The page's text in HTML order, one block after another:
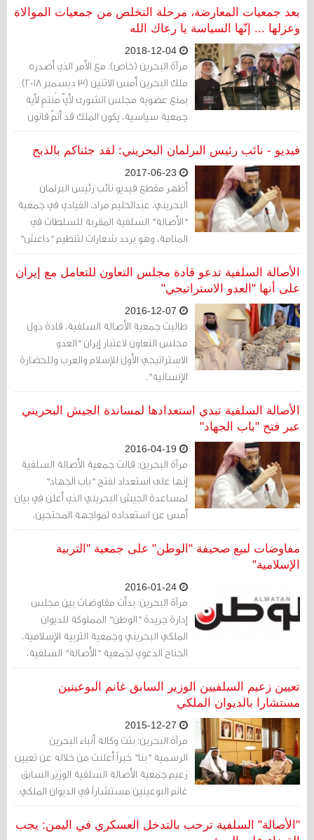
بعد جمعيات المعارضة، مرحلة التخلص من جمعيات الموالاة
وعزلها ... إنّها السياسة يا رعاك الله
مرآة البحرين (خاص): مع الأمر الذي أصدره
ملك البحرين أمس الاثنين (3 ديسمبر 2018)
بمنع عضوية مجلس الشورى لأيّ مُنتمٍ لأية
جمعية سياسية، يكون الملك قد أتمّ قانون
العزل السياسي على الجميع موالاة
ومعارضة.
فيديو - نائب رئيس البرلمان البحريني: لقد جئناكم بالذبح
أظهر مقطع فيديو نائب رئيس البرلمان
البحريني، عبدالحليم مراد، القيادي في جمعية
"الأصالة" السلفية المقربة للسلطات في
المنامة، وهو يردد شعارات لتنظيم "داعش"
الإرهابي تتوعّد الشيعة بالقتل.
الأصالة السلفية تدعو قادة مجلس التعاون للتعامل مع إيران
على أنها "العدو الاستراتيجي"
طالبت جمعية الأصالة السلفية، قادة دول
مجلس التعاون لاعتبار إيران "العدو
الاستراتيجي الأول للإسلام والعرب وللحضارة
الإنسانية".
الأصالة السلفية تبدي استعدادها لمساندة الجيش البحريني
عبر فتح "باب الجهاد"
مرآة البحرين: قالت جمعية الأصالة السلفية
إنها على استعداد لفتح "باب الجهاد"
لمساعدة الجيش البحريني الذي أعلن في بيان
أمس عن استعداده لمواجهة المحتجين،
الذين اتهمهم بمهاجمة دوريات الشرطة.
مفاوضات لبيع صحيفة "الوطن" على جمعية "التربية
الإسلامية"
مرآة البحرين: بدأت مفاوضات بين مجلس
إدارة جريدة "الوطن" المملوكة للديوان
الملكي البحريني وجمعية التربية الإسلامية،
الجناح الدعوي لجمعية "الأصالة" السلفية،
لشراء الجريدة وسط أكبر أزمة مالية تواجهها
الجريدة منذ إطلاقها في العام 2005.
تعيين زعيم السلفيين الوزير السابق غانم البوعينين
مستشارا بالديوان الملكي
مرآة البحرين: بثت وكالة أنباء البحرين
الرسمية "بنا" خبراً أعلنت من خلاله عن تعيين
زعيم جمعية الأصالة السلفية الوزير السابق
غانم البوعينين مستشاراً في الديوان الملكي.
"الأصالة" السلفية ترحب بالتدخل العسكري في اليمن: يجب